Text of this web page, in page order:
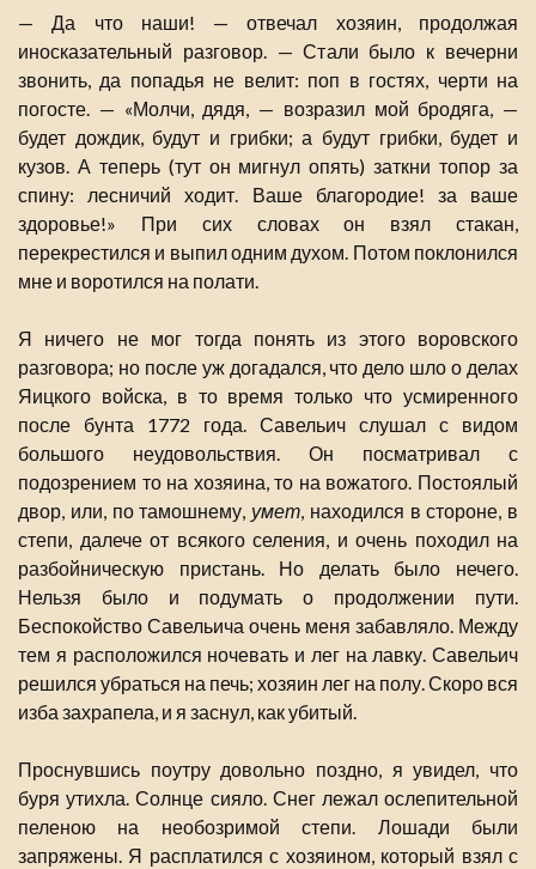
— Да что наши! — отвечал хозяин, продолжая
иносказательный разговор. — Стали было к вечерни
звонить, да попадья не велит: поп в гостях, черти на
погосте. — «Молчи, дядя, — возразил мой бродяга, —
будет дождик, будут и грибки; а будут грибки, будет и
кузов. А теперь (тут он мигнул опять) заткни топор за
спину: лесничий ходит. Ваше благородие! за ваше
здоровье!» При сих словах он взял стакан,
перекрестился и выпил одним духом. Потом поклонился
мне и воротился на полати.
Я ничего не мог тогда понять из этого воровского
разговора; но после уж догадался, что дело шло о делах
Яицкого войска, в то время только что усмиренного
после бунта 1772 года. Савельич слушал с видом
большого неудовольствия. Он посматривал с
подозрением то на хозяина, то на вожатого. Постоялый
двор, или, по тамошнему, умет, находился в стороне, в
степи, далече от всякого селения, и очень походил на
разбойническую пристань. Но делать было нечего.
Нельзя было и подумать о продолжении пути.
Беспокойство Савельича очень меня забавляло. Между
тем я расположился ночевать и лег на лавку. Савельич
решился убраться на печь; хозяин лег на полу. Скоро вся
изба захрапела, и я заснул, как убитый.
Проснувшись поутру довольно поздно, я увидел, что
буря утихла. Солнце сияло. Снег лежал ослепительной
пеленою на необозримой степи. Лошади были
запряжены. Я расплатился с хозяином, который взял с